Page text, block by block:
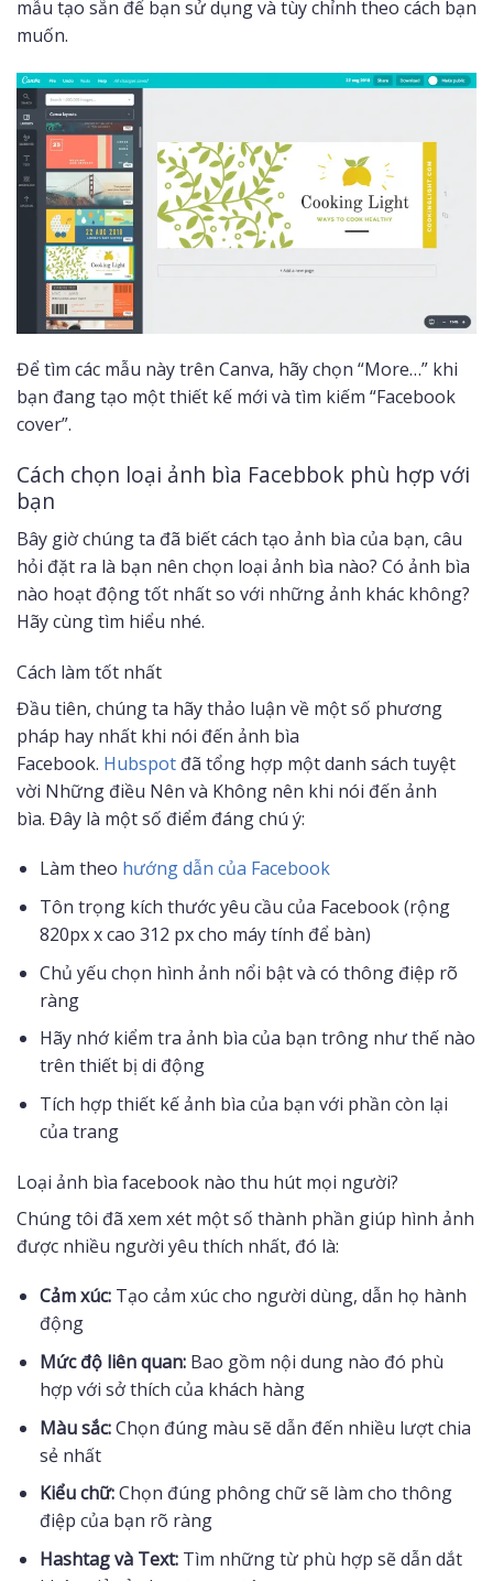
mẫu tạo sẵn để bạn sử dụng và tùy chỉnh theo cách bạn
muốn.
Để tìm các mẫu này trên Canva, hãy chọn “More…” khi
bạn đang tạo một thiết kế mới và tìm kiếm “Facebook
cover”.
Cách chọn loại ảnh bìa Facebbok phù hợp với
bạn
Bây giờ chúng ta đã biết cách tạo ảnh bìa của bạn, câu
hỏi đặt ra là bạn nên chọn loại ảnh bìa nào? Có ảnh bìa
nào hoạt động tốt nhất so với những ảnh khác không?
Hãy cùng tìm hiểu nhé.
Cách làm tốt nhất
Đầu tiên, chúng ta hãy thảo luận về một số phương
pháp hay nhất khi nói đến ảnh bìa
Facebook. Hubspot đã tổng hợp một danh sách tuyệt
vời Những điều Nên và Không nên khi nói đến ảnh
bìa. Đây là một số điểm đáng chú ý:
Làm theo hướng dẫn của Facebook
Tôn trọng kích thước yêu cầu của Facebook (rộng
820px x cao 312 px cho máy tính để bàn)
Chủ yếu chọn hình ảnh nổi bật và có thông điệp rõ
ràng
Hãy nhớ kiểm tra ảnh bìa của bạn trông như thế nào
trên thiết bị di động
Tích hợp thiết kế ảnh bìa của bạn với phần còn lại
của trang
Loại ảnh bìa facebook nào thu hút mọi người?
Chúng tôi đã xem xét một số thành phần giúp hình ảnh
được nhiều người yêu thích nhất, đó là:
Cảm xúc:Tạo cảm xúc cho người dùng, dẫn họ hành
động
Mức độ liên quan:Bao gồm nội dung nào đó phù
hợp với sở thích của khách hàng
Màu sắc:Chọn đúng màu sẽ dẫn đến nhiều lượt chia
sẻ nhất
Kiểu chữ:Chọn đúng phông chữ sẽ làm cho thông
điệp của bạn rõ ràng
Hashtag và Text:Tìm những từ phù hợp sẽ dẫn dắt